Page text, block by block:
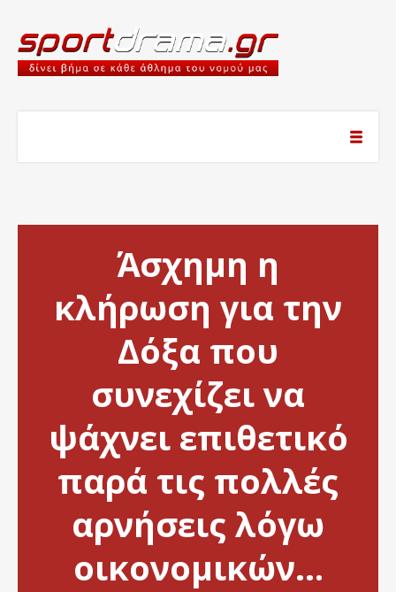
Άσχημη η
κλήρωση για την
Δόξα που
συνεχίζει να
ψάχνει επιθετικό
παρά τις πολλές
αρνήσεις λόγω
οικονομικών…